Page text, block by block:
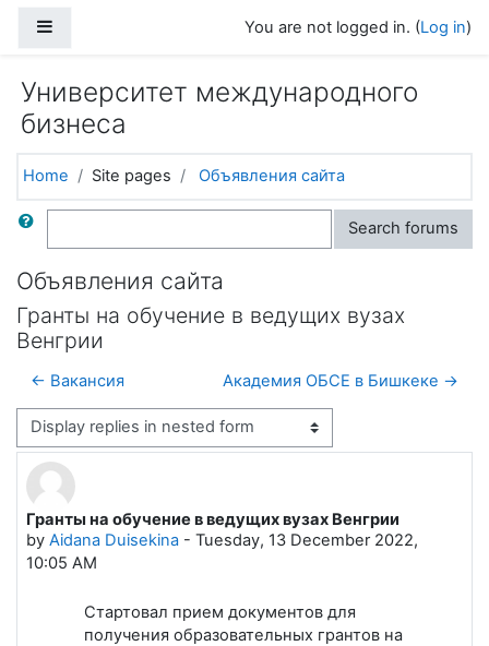
You are not logged in. (Log in)
Университет международного
бизнеса
Home Site pages Объявления сайта
Search Search forums
Объявления сайта
Гранты на обучение в ведущих вузах
Венгрии
← Вакансия Академия ОБСЕ в Бишкеке →
Display mode
Гранты на обучение в ведущих вузах Венгрии
by Aidana Duisekina - Tuesday, 13 December 2022,
10:05 AM
Number of replies: 0
Стартовал прием документов для
получения образовательных грантов на